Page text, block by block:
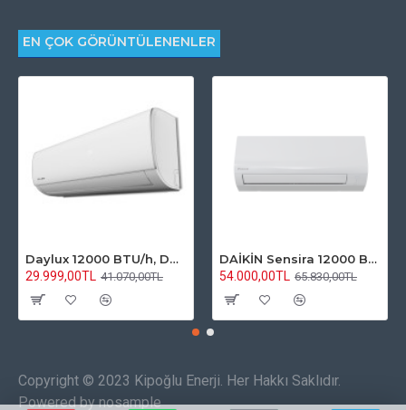
EN ÇOK GÖRÜNTÜLENENLER
Daylux 12000 BTU/h, DTXP35A İnverterli Klima R32 Gazlı
29.999,00TL 41.070,00TL
DAİKİN Sensira 12000 BTU/h | FTXF35F Inverter Klima R32
54.000,00TL 65.830,00TL
Copyright © 2023 Kipoğlu Enerji. Her Hakkı Saklıdır.
Powered by nosample